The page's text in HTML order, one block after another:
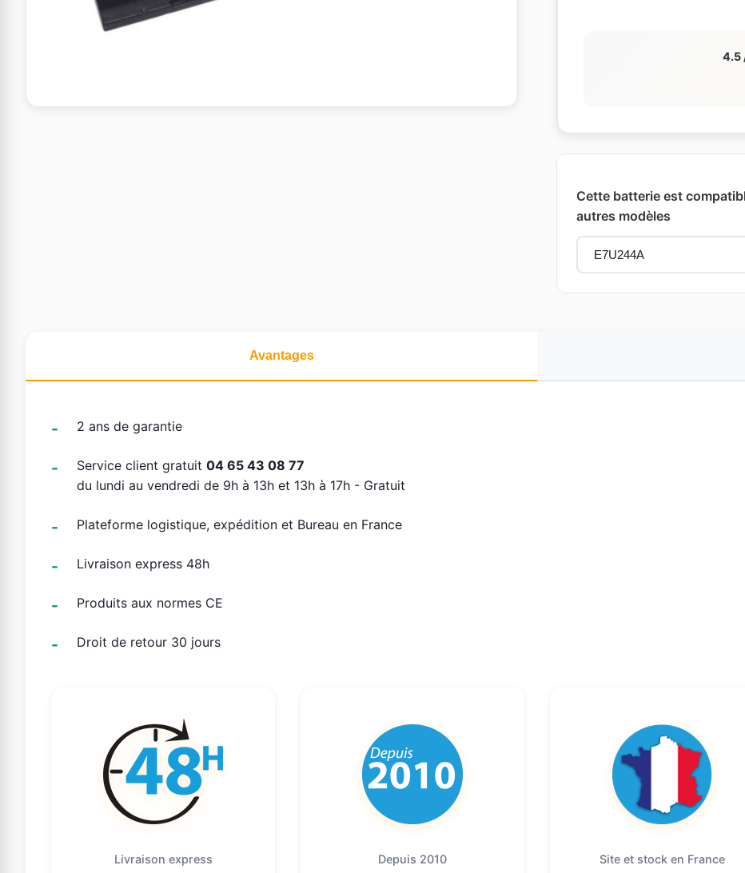
4.5
Cette batterie est
autres modèles
Avantages
2 ans de garantie
Service client gratuit 04 65 43 08 77
du lundi au vendredi de 9h à 13h et 13h à 17h - Gratuit
Plateforme logistique, expédition et Bureau en France
Livraison express 48h
Produits aux normes CE
Droit de retour 30 jours
Livraison express Depuis 2010 Site et stock en France